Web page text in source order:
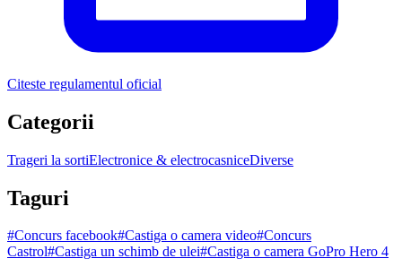
Citeste regulamentul oficial
Categorii
Trageri la sortiElectronice & electrocasniceDiverse
Taguri
#Concurs facebook#Castiga o camera video#Concurs
Castrol#Castiga un schimb de ulei#Castiga o camera GoPro Hero 4